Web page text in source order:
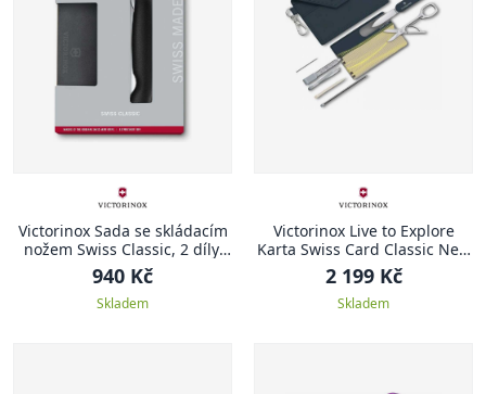
Victorinox Sada se skládacím
nožem Swiss Classic, 2 díly,
černá
940 Kč
Skladem
Victorinox Live to Explore
Karta Swiss Card Classic New
York Style
2 199 Kč
Skladem